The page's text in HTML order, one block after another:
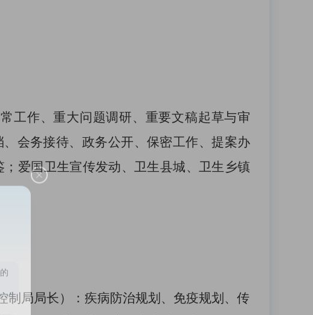
工作、重大问题调研、重要文稿起草与审
会务接待、 政务公开、保密工作、提案办
；爱国卫生宣传发动、卫生县城、卫生乡镇
制局局长）： 疾病防治规划、免疫规划、传